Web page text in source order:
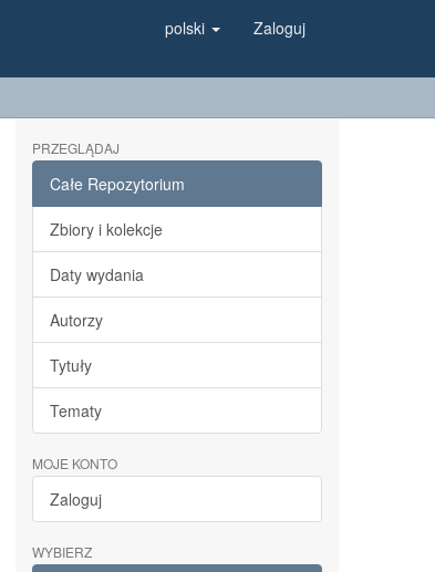
polski Zaloguj
PRZEGLĄDAJ
Całe Repozytorium
Zbiory i kolekcje
Daty wydania
Autorzy
Tytuły
Tematy
MOJE KONTO
Zaloguj
WYBIERZ